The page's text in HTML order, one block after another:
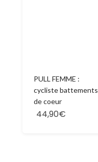
PULL FEMME :
cycliste battements
de coeur
44,90€